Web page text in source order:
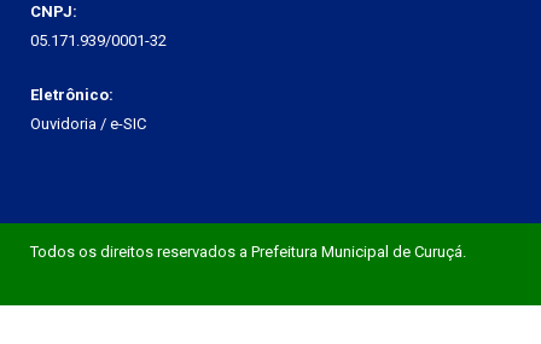
CNPJ:
05.171.939/0001-32
Eletrônico:
Ouvidoria / e-SIC
Todos os direitos reservados a Prefeitura Municipal de Curuçá.